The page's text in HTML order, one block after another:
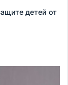
детей от